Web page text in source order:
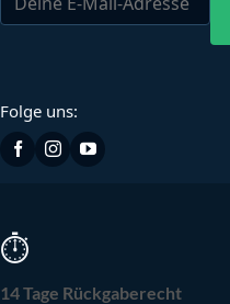
Folge uns:
⏱
14 Tage Rückgaberecht